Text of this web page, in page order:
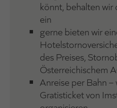
könnt, behalten wir
ein
gerne bieten wir
des Preises,
Österreichischem
Anreise per Bahn
Gratisticket von